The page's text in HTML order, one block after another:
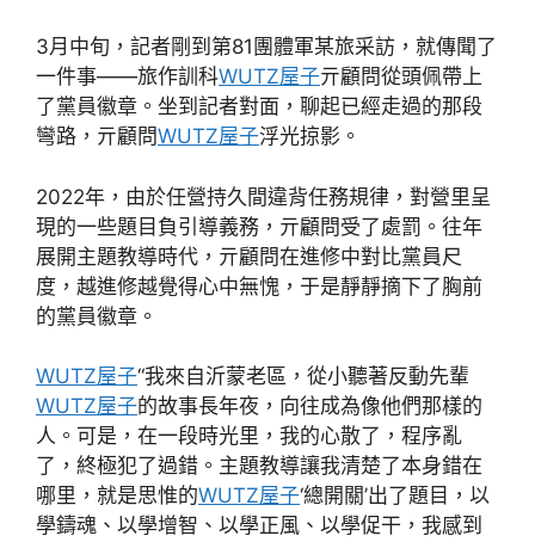
3月中旬，記者剛到第81團體軍某旅采訪，就傳聞了
一件事——旅作訓科WUTZ屋子亓顧問從頭佩帶上
了黨員徽章。坐到記者對面，聊起已經走過的那段
彎路，亓顧問WUTZ屋子浮光掠影。
2022年，由於任營持久間違背任務規律，對營里呈
現的一些題目負引導義務，亓顧問受了處罰。往年
展開主題教導時代，亓顧問在進修中對比黨員尺
度，越進修越覺得心中無愧，于是靜靜摘下了胸前
的黨員徽章。
WUTZ屋子“我來自沂蒙老區，從小聽著反動先輩
WUTZ屋子的故事長年夜，向往成為像他們那樣的
人。可是，在一段時光里，我的心散了，程序亂
了，終極犯了過錯。主題教導讓我清楚了本身錯在
哪里，就是思惟的WUTZ屋子‘總開關’出了題目，以
學鑄魂、以學增智、以學正風、以學促干，我感到